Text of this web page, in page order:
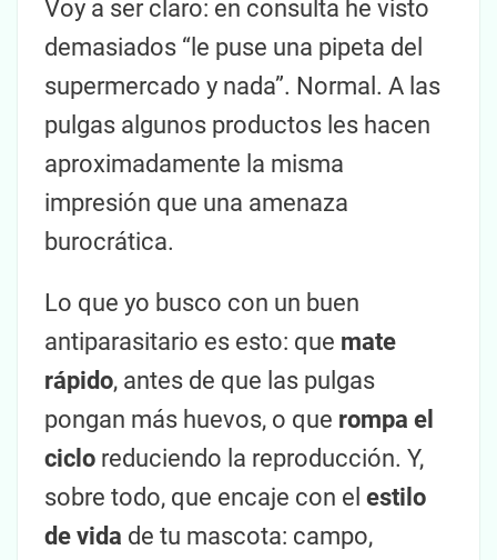
Voy a ser claro: en consulta he visto
demasiados “le puse una pipeta del
supermercado y nada”. Normal. A las
pulgas algunos productos les hacen
aproximadamente la misma
impresión que una amenaza
burocrática.
Lo que yo busco con un buen
antiparasitario es esto: que mate
rápido, antes de que las pulgas
pongan más huevos, o que rompa el
ciclo reduciendo la reproducción. Y,
sobre todo, que encaje con el estilo
de vida de tu mascota: campo,